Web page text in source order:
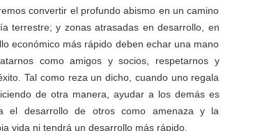
convertir el profundo abismo en un camino
terrestre; y zonas atrasadas en desarrollo, en
económico más rápido deben echar una mano
como amigos y socios, respetarnos y
Tal como reza un dicho, cuando uno regala
de otra manera, ayudar a los demás es
el desarrollo de otros como amenaza y la
vida ni tendrá un desarrollo más rápido.